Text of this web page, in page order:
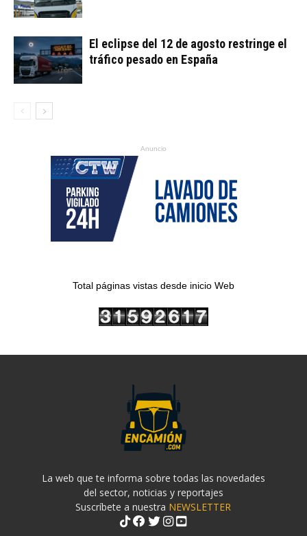
El eclipse del 12 de agosto restringe el
tráfico pesado en España
Anuncio
Total páginas vistas desde inicio Web
La web que te informa sobre todas las novedades
del sector, noticias y reportajes
Suscríbete a nuestra NEWSLETTER